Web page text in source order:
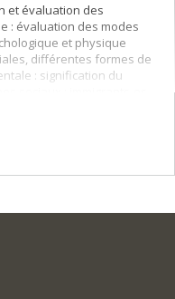
et évaluation des
: évaluation des modes
et physique
différentes formes de
: signification du
femmes, familles,
des milieux de
au travail, culture